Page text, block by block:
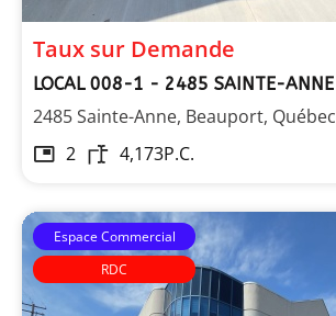
Taux sur Demande
LOCAL 008-1 - 2485 SAINTE-ANNE
2485 Sainte-Anne, Beauport, Québec
2
4,173P.C.
Espace Commercial
RDC
Les Immeubles Dupont